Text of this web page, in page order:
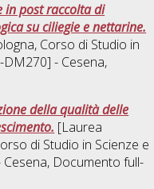
in post raccolta di
su ciliegie e nettarine.
Corso di Studio in
- Cesena,
della qualità delle
[Laurea
di Studio in Scienze e
, Documento full-